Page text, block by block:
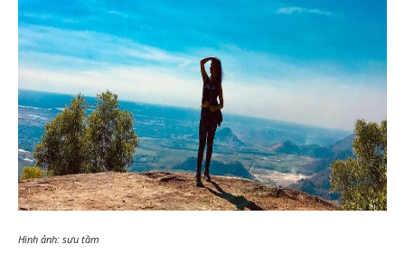
Hình ảnh: sưu tầm